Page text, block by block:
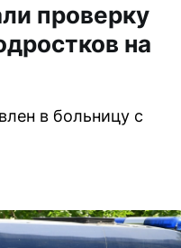
проверку
на
в больницу с